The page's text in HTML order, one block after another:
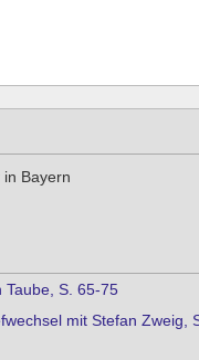
Bayern
Taube, S. 65-75
mit Stefan Zweig,